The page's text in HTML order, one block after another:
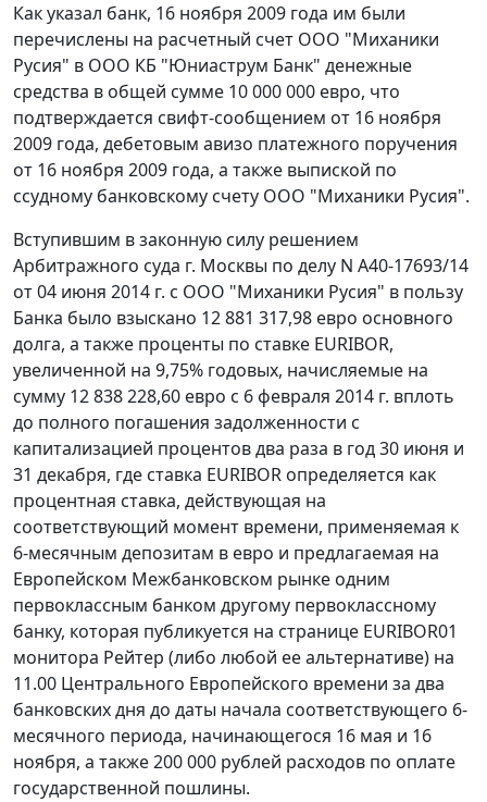
Как указал банк, 16 ноября 2009 года им были
перечислены на расчетный счет ООО "Миханики
Русия" в ООО КБ "Юниаструм Банк" денежные
средства в общей сумме 10 000 000 евро, что
подтверждается свифт-сообщением от 16 ноября
2009 года, дебетовым авизо платежного поручения
от 16 ноября 2009 года, а также выпиской по
ссудному банковскому счету ООО "Миханики Русия".
Вступившим в законную силу решением
Арбитражного суда г. Москвы по делу N А40-17693/14
от 04 июня 2014 г. с ООО "Миханики Русия" в пользу
Банка было взыскано 12 881 317,98 евро основного
долга, а также проценты по ставке EURIBOR,
увеличенной на 9,75% годовых, начисляемые на
сумму 12 838 228,60 евро с 6 февраля 2014 г. вплоть
до полного погашения задолженности с
капитализацией процентов два раза в год 30 июня и
31 декабря, где ставка EURIBOR определяется как
процентная ставка, действующая на
соответствующий момент времени, применяемая к
6-месячным депозитам в евро и предлагаемая на
Европейском Межбанковском рынке одним
первоклассным банком другому первоклассному
банку, которая публикуется на странице EURIBOR01
монитора Рейтер (либо любой ее альтернативе) на
11.00 Центрального Европейского времени за два
банковских дня до даты начала соответствующего 6-
месячного периода, начинающегося 16 мая и 16
ноября, а также 200 000 рублей расходов по оплате
государственной пошлины.